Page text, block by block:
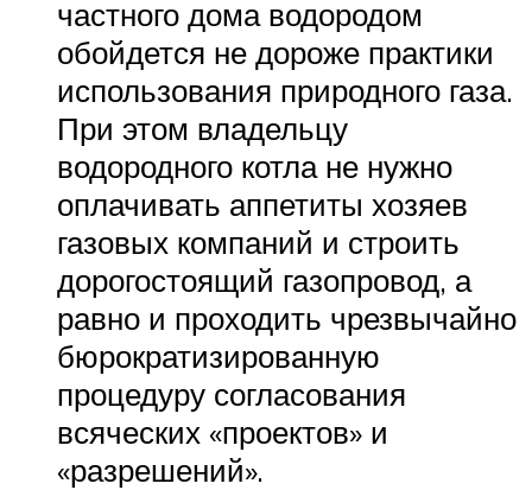
частного дома водородом
обойдется не дороже практики
использования природного газа.
При этом владельцу
водородного котла не нужно
оплачивать аппетиты хозяев
газовых компаний и строить
дорогостоящий газопровод, а
равно и проходить чрезвычайно
бюрократизированную
процедуру согласования
всяческих «проектов» и
«разрешений».